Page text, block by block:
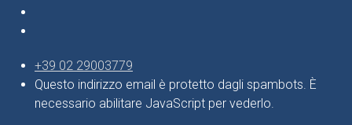
+39 02 29003779
Questo indirizzo email è protetto dagli spambots. È
necessario abilitare JavaScript per vederlo.